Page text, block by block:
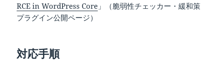
RCE in WordPress Core 」（脆弱性チェッカー・緩和策
プラグイン公開ページ）
対応手順